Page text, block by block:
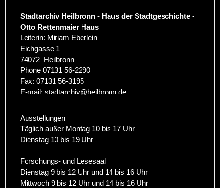
Stadtarchiv Heilbronn - Haus der Stadtgeschichte -
Otto Rettenmaier Haus
Leiterin: Miriam Eberlein
Eichgasse 1
74072 Heilbronn
Phone 07131 56-2290
Fax: 07131 56-3195
E-mail: stadtarchiv@heilbronn.de
Ausstellungen
Täglich außer Montag 10 bis 17 Uhr
Dienstag 10 bis 19 Uhr
Forschungs- und Lesesaal
Dienstag 9 bis 12 Uhr und 14 bis 16 Uhr
Mittwoch 9 bis 12 Uhr und 14 bis 16 Uhr